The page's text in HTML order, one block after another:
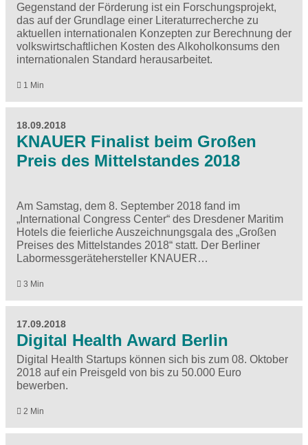
Gegenstand der Förderung ist ein Forschungsprojekt,
das auf der Grundlage einer Literaturrecherche zu
aktuellen internationalen Konzepten zur Berechnung der
volkswirtschaftlichen Kosten des Alkoholkonsums den
internationalen Standard herausarbeitet.
1 Min
18.09.2018
KNAUER Finalist beim Großen
Preis des Mittelstandes 2018
Am Samstag, dem 8. September 2018 fand im
„International Congress Center“ des Dresdener Maritim
Hotels die feierliche Auszeichnungsgala des „Großen
Preises des Mittelstandes 2018“ statt. Der Berliner
Labormessgerätehersteller KNAUER…
3 Min
17.09.2018
Digital Health Award Berlin
Digital Health Startups können sich bis zum 08. Oktober
2018 auf ein Preisgeld von bis zu 50.000 Euro
bewerben.
2 Min